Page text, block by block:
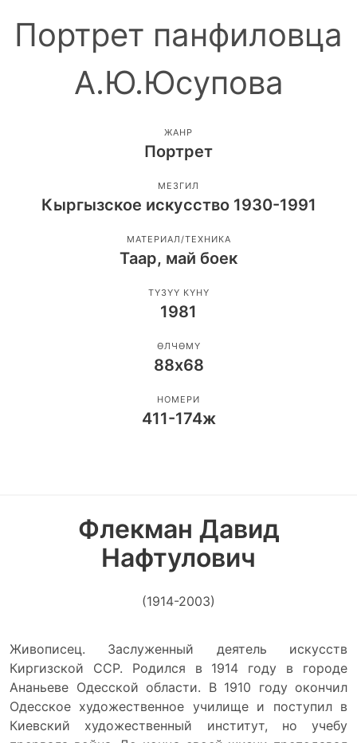
Портрет панфиловца
А.Ю.Юсупова
ЖАНР
Портрет
МЕЗГИЛ
Кыргызское искусство 1930-1991
МАТЕРИАЛ/ТЕХНИКА
Таар, май боек
ТҮЗҮҮ КҮНҮ
1981
ӨЛЧӨМҮ
88х68
НОМЕРИ
411-174ж
Флекман Давид
Нафтулович
(1914-2003)
Живописец. Заслуженный деятель искусств
Киргизской ССР. Родился в 1914 году в городе
Ананьеве Одесской области. В 1910 году окончил
Одесское художественное училище и поступил в
Киевский художественный институт, но учебу